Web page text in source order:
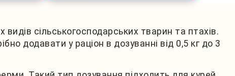
сільськогосподарських тварин та птахів.
додавати у раціон в дозуванні від 0,5 кг до 3